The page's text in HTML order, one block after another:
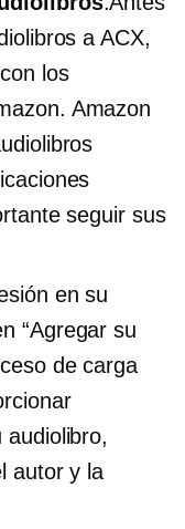
a ACX,
los
Amazon
seguir sus
en su
“Agregar su
de carga
audiolibro,
autor y la